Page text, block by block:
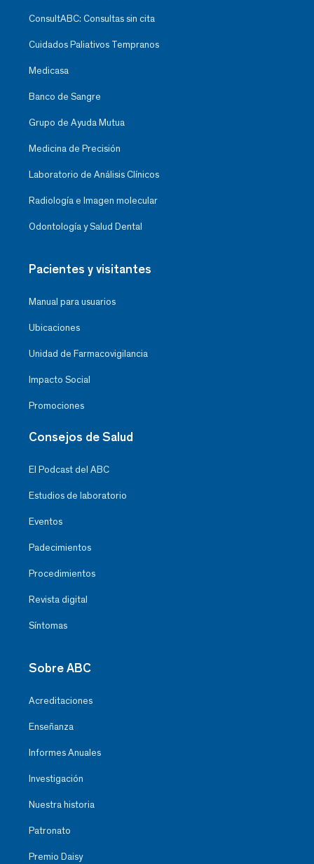
ConsultABC: Consultas sin cita
Cuidados Paliativos Tempranos
Medicasa
Banco de Sangre
Grupo de Ayuda Mutua
Medicina de Precisión
Laboratorio de Análisis Clínicos
Radiología e Imagen molecular
Odontología y Salud Dental
Pacientes y visitantes
Manual para usuarios
Ubicaciones
Unidad de Farmacovigilancia
Impacto Social
Promociones
Consejos de Salud
El Podcast del ABC
Estudios de laboratorio
Eventos
Padecimientos
Procedimientos
Revista digital
Síntomas
Sobre ABC
Acreditaciones
Enseñanza
Informes Anuales
Investigación
Nuestra historia
Patronato
Premio Daisy